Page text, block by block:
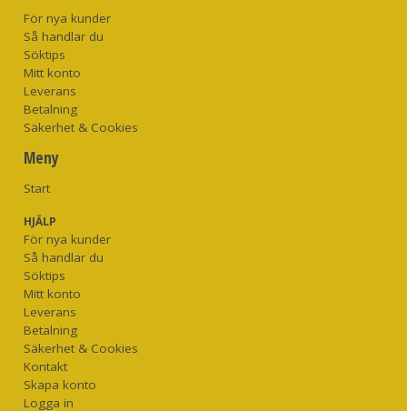
För nya kunder
Så handlar du
Söktips
Mitt konto
Leverans
Betalning
Säkerhet & Cookies
Meny
Start
HJÄLP
För nya kunder
Så handlar du
Söktips
Mitt konto
Leverans
Betalning
Säkerhet & Cookies
Kontakt
Skapa konto
Logga in